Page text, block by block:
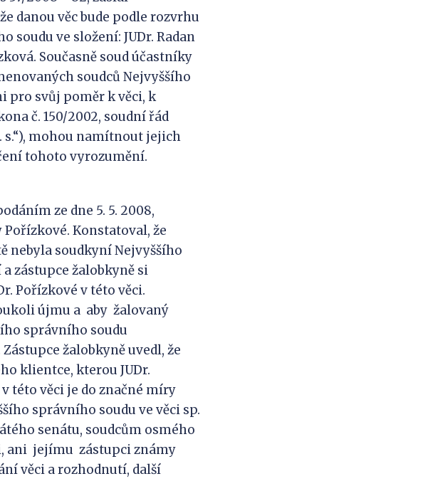
danou věc bude podle rozvrhu
soudu ve složení: JUDr. Radan
Současně soud účastníky
soudců Nejvyššího
pro svůj poměr k věci, k
č. 150/2002, soudní řád
s.“), mohou namítnout jejich
tohoto vyrozumění.
ze dne 5. 5. 2008,
Konstatoval, že
nebyla soudkyní Nejvyššího
zástupce žalobkyně si
Pořízkové v této věci.
újmu a aby žalovaný
správního soudu
žalobkyně uvedl, že
klientce, kterou JUDr.
této věci je do značné míry
správního soudu ve věci sp.
senátu, soudcům osmého
ani jejímu zástupci známy
věci a rozhodnutí, další